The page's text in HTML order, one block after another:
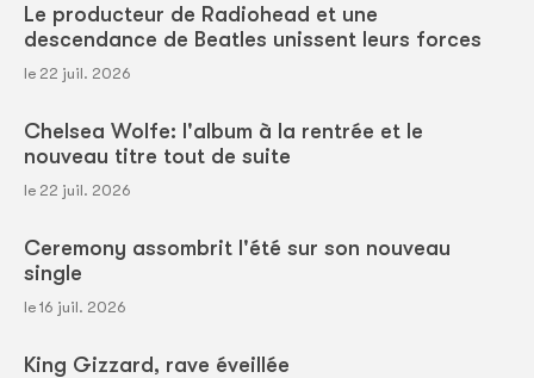
Le producteur de Radiohead et une
descendance de Beatles unissent leurs forces
le 22 juil. 2026
Chelsea Wolfe: l'album à la rentrée et le
nouveau titre tout de suite
le 22 juil. 2026
Ceremony assombrit l'été sur son nouveau
single
le 16 juil. 2026
King Gizzard, rave éveillée